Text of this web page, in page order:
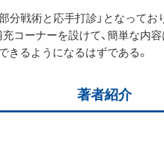
分戦術と応手打診」となっ
ナーを設けて、簡単な内容
きるようになるはずである。
著者紹介